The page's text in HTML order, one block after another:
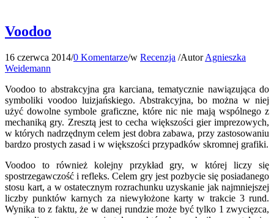
Voodoo
16 czerwca 2014/0 Komentarze/w Recenzja /AutorAgnieszka
Weidemann
Voodoo to abstrakcyjna gra karciana, tematycznie nawiązująca do
symboliki voodoo luizjańskiego. Abstrakcyjna, bo można w niej
użyć dowolne symbole graficzne, które nic nie mają wspólnego z
mechaniką gry. Zresztą jest to cecha większości gier imprezowych,
w których nadrzędnym celem jest dobra zabawa, przy zastosowaniu
bardzo prostych zasad i w większości przypadków skromnej grafiki.
Voodoo to również kolejny przykład gry, w której liczy się
spostrzegawczość i refleks. Celem gry jest pozbycie się posiadanego
stosu kart, a w ostatecznym rozrachunku uzyskanie jak najmniejszej
liczby punktów karnych za niewyłożone karty w trakcie 3 rund.
Wynika to z faktu, że w danej rundzie może być tylko 1 zwycięzca,